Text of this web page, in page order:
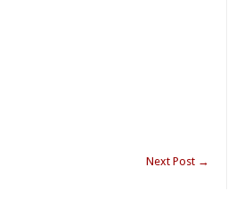
Next Post →